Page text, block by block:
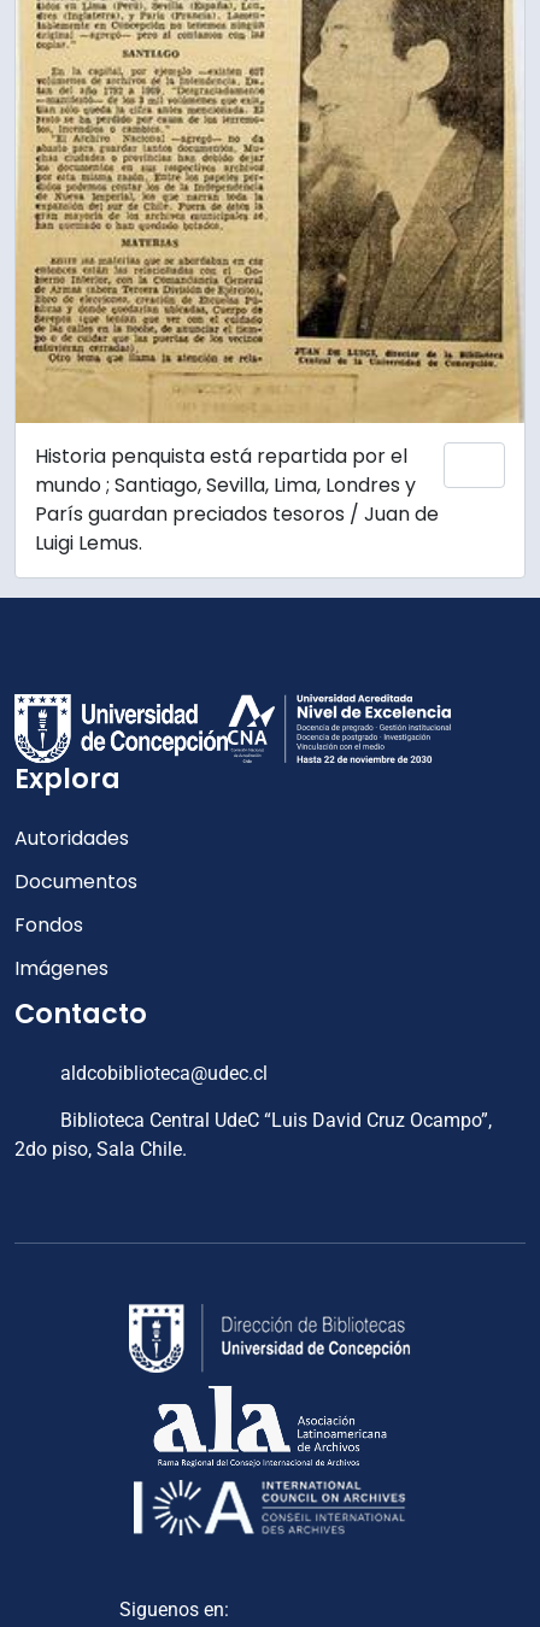
Historia penquista está repartida por el
mundo ; Santiago, Sevilla, Lima, Londres y
París guardan preciados tesoros / Juan de
Luigi Lemus.
Explora
Autoridades
Documentos
Fondos
Imágenes
Contacto
aldcobiblioteca@udec.cl
Biblioteca Central UdeC “Luis David Cruz Ocampo”,
2do piso, Sala Chile.
Siguenos en: